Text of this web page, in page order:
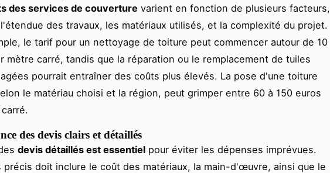
des services de couverture varient en fonction de plusieurs facteurs,
des travaux, les matériaux utilisés, et la complexité du projet.
le tarif pour un nettoyage de toiture peut commencer autour de 10
mètre carré, tandis que la réparation ou le remplacement de tuiles
pourrait entraîner des coûts plus élevés. La pose d'une toiture
le matériau choisi et la région, peut grimper entre 60 à 150 euros
des devis clairs et détaillés
devis détaillés est essentiel pour éviter les dépenses imprévues.
précis doit inclure le coût des matériaux, la main-d'œuvre, ainsi que le